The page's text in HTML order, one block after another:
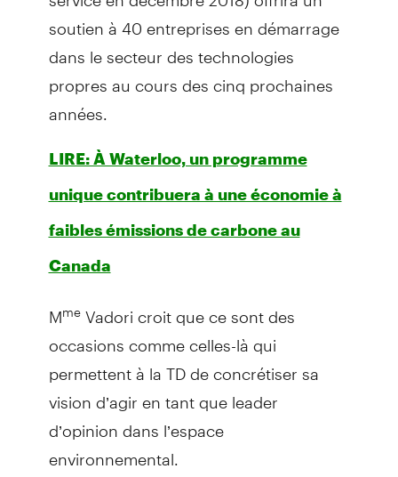
soutien à 40 entreprises en démarrage
dans le secteur des technologies
propres au cours des cinq prochaines
années.
LIRE: À Waterloo, un programme
unique contribuera à une économie à
faibles émissions de carbone au
Canada
MmeVadori croit que ce sont des
occasions comme celles-là qui
permettent à la TD de concrétiser sa
vision d’agir en tant que leader
d’opinion dans l’espace
environnemental.